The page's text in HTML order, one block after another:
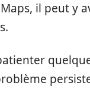
il peut y